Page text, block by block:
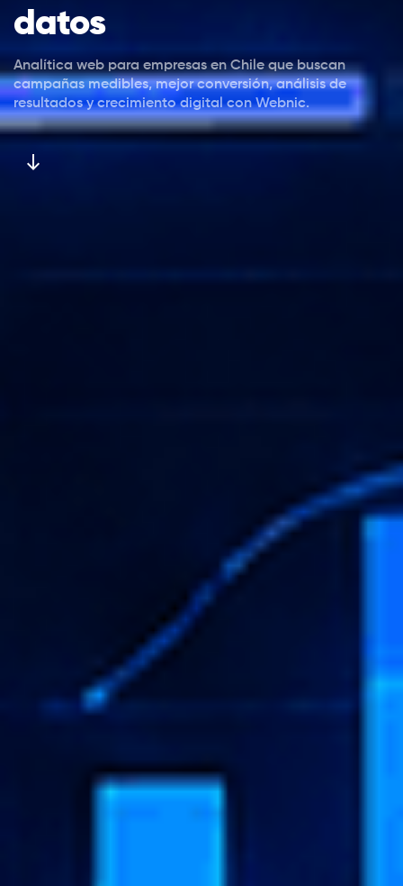
datos
Analítica web para empresas en Chile que buscan
campañas medibles, mejor conversión, análisis de
resultados y crecimiento digital con Webnic.